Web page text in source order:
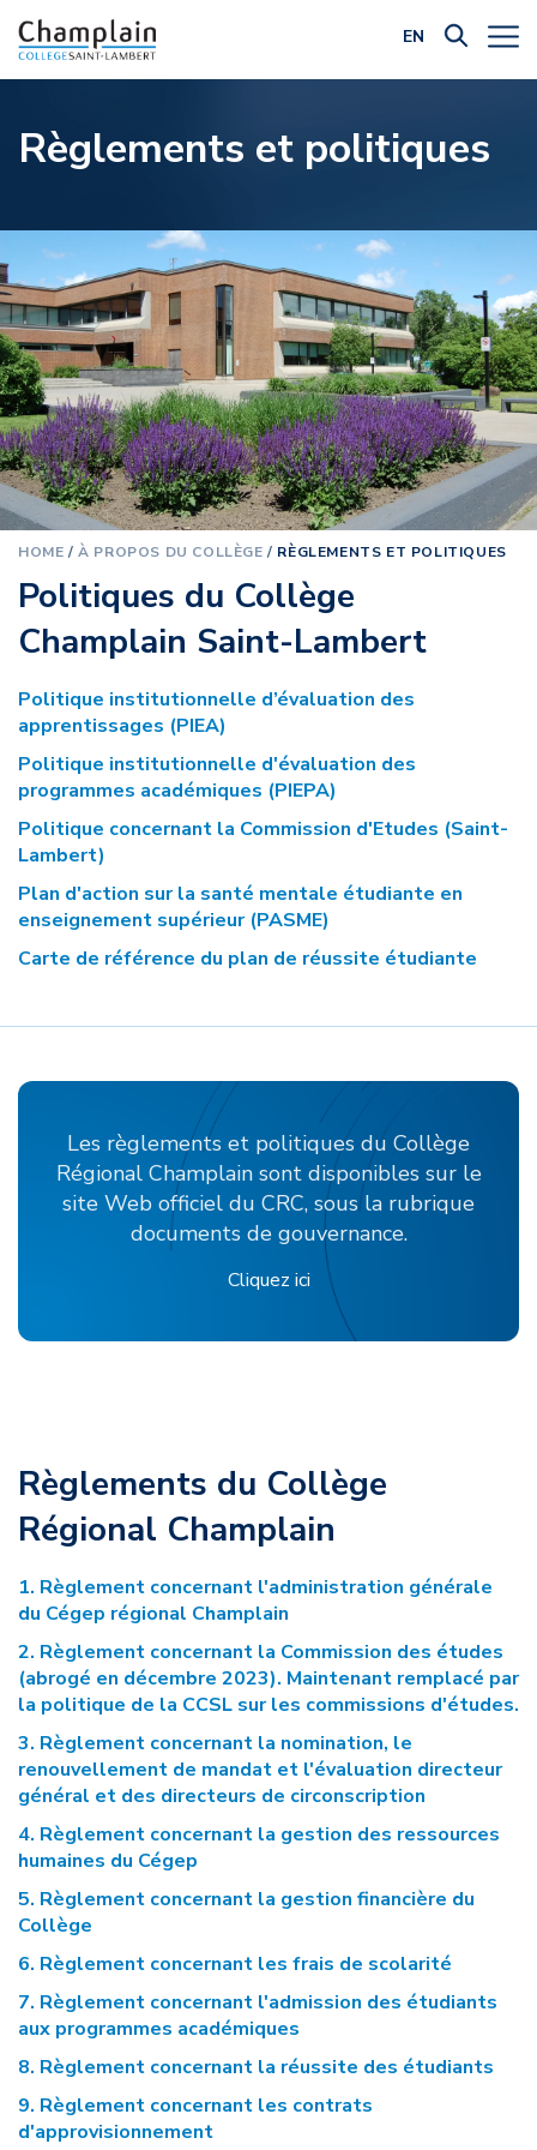
EN
Règlements et politiques
HOME /À PROPOS DU COLLÈGE / RÈGLEMENTS ET POLITIQUES
Politiques du Collège
Champlain Saint-Lambert
Politique institutionnelle d’évaluation des
apprentissages (PIEA)
Politique institutionnelle d'évaluation des
programmes académiques (PIEPA)
Politique concernant la Commission d'Etudes (Saint-
Lambert)
Plan d'action sur la santé mentale étudiante en
enseignement supérieur (PASME)
Carte de référence du plan de réussite étudiante
Les règlements et politiques du Collège
Régional Champlain sont disponibles sur le
site Web officiel du CRC, sous la rubrique
documents de gouvernance.
Cliquez ici
Règlements du Collège
Régional Champlain
1. Règlement concernant l'administration générale
du Cégep régional Champlain
2. Règlement concernant la Commission des études
(abrogé en décembre 2023). Maintenant remplacé par
la politique de la CCSL sur les commissions d'études.
3. Règlement concernant la nomination, le
renouvellement de mandat et l'évaluation directeur
général et des directeurs de circonscription
4. Règlement concernant la gestion des ressources
humaines du Cégep
5. Règlement concernant la gestion financière du
Collège
6. Règlement concernant les frais de scolarité
7. Règlement concernant l'admission des étudiants
aux programmes académiques
8. Règlement concernant la réussite des étudiants
9. Règlement concernant les contrats
d'approvisionnement
Filtrer par catégorie: